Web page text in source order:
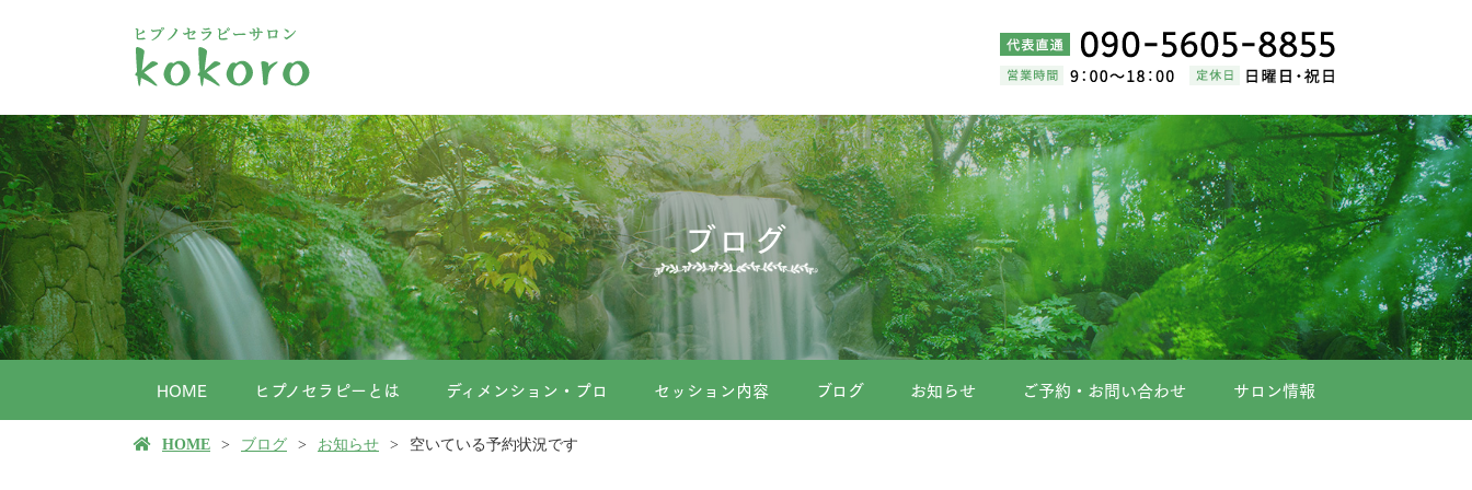
ブログ
HOME ヒプノセラピーとは ディメンション・プロ セッション内容 ブログ お知らせ ご予約・お問い合わせ サロン情報
HOME ブログ お知らせ 空いている予約状況です